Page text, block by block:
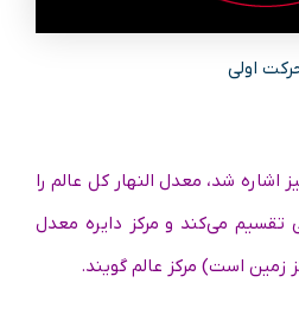
اولی
اشاره شد، معدل النهار کل عالم را
تقسیم می‌کند و مرکز دایره معدل
زمین است) مرکز عالم گویند.